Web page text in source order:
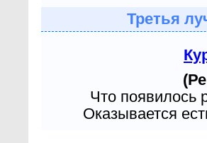
Третья
Что появилось
Оказывается